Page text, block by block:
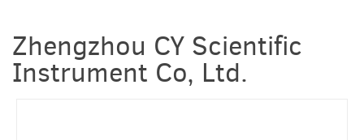
Zhengzhou CY Scientific
Instrument Co, Ltd.